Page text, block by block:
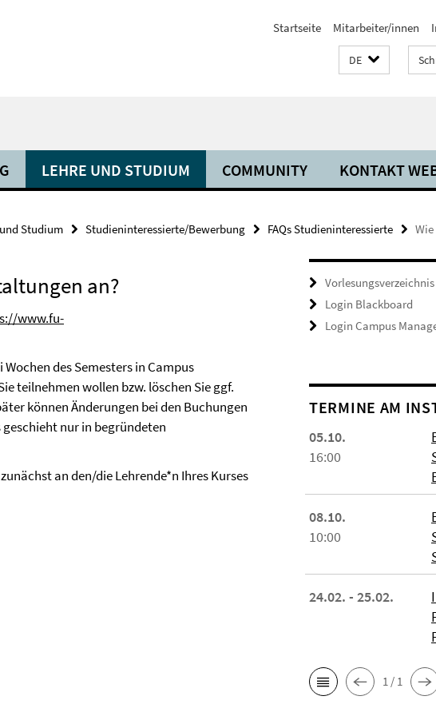
Startseite Mitarbeiter/innen
DE
LEHRE UND STUDIUM COMMUNITY KONTAKT
Studium Studieninteressierte/Bewerbung FAQs Studieninteressierte
an?
www.fu-
des Semesters in Campus
teilnehmen wollen bzw. löschen Sie ggf.
können Änderungen bei den Buchungen
nur in begründeten
an den/die Lehrende*n Ihres Kurses
Vorlesungsverzeichnis
Login Blackboard
Login Campus
TERMINE AM
05.10.
16:00
08.10.
10:00
24.02. - 25.02.
1 / 1